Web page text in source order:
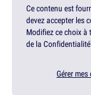
Ce contenu est
devez accepter les
Modifiez ce choix à
de la
Gérer